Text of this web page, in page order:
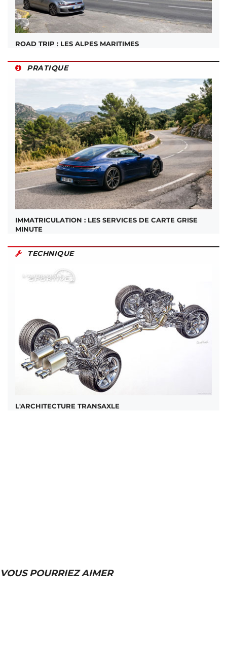
ROAD TRIP : LES ALPES MARITIMES
PRATIQUE
IMMATRICULATION : LES SERVICES DE CARTE GRISE
MINUTE
TECHNIQUE
L'ARCHITECTURE TRANSAXLE
VOUS POURRIEZ AIMER